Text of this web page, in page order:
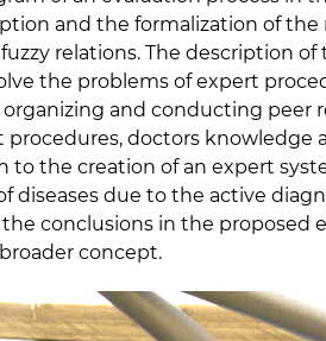
and the formalization of
relations. The description
the problems of expert
and conducting peer
procedures, doctors knowledge
to the creation of an expert
diseases due to the active
the conclusions in the proposed
concept.